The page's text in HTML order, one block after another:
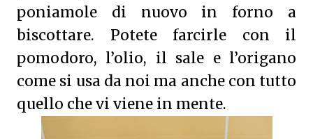
poniamole di nuovo in forno a
biscottare. Potete farcirle con il
pomodoro, l’olio, il sale e l’origano
come si usa da noi ma anche con tutto
quello che vi viene in mente.